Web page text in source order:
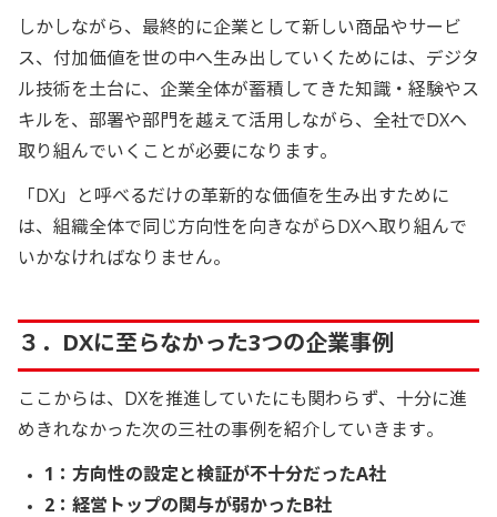
しかしながら、最終的に企業として新しい商品やサービ
ス、付加価値を世の中へ生み出していくためには、デジタ
ル技術を土台に、企業全体が蓄積してきた知識・経験やス
キルを、部署や部門を越えて活用しながら、全社でDXへ
取り組んでいくことが必要になります。
「DX」と呼べるだけの革新的な価値を生み出すために
は、組織全体で同じ方向性を向きながらDXへ取り組んで
いかなければなりません。
３．DXに至らなかった3つの企業事例
ここからは、DXを推進していたにも関わらず、十分に進
めきれなかった次の三社の事例を紹介していきます。
1：方向性の設定と検証が不十分だったA社
2：経営トップの関与が弱かったB社